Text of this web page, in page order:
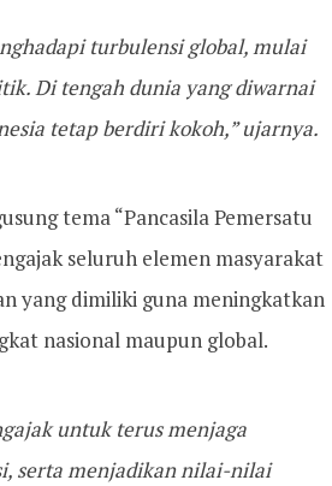
turbulensi global, mulai
Di tengah dunia yang diwarnai
tetap berdiri kokoh,” ujarnya.
tema “Pancasila Pemersatu
seluruh elemen masyarakat
yang dimiliki guna meningkatkan
nasional maupun global.
untuk terus menjaga
serta menjadikan nilai-nilai